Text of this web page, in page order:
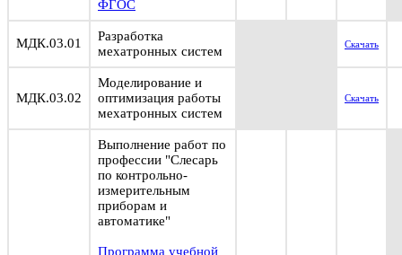
ФГОС
МДК.03.01
Разработка
мехатронных систем
Скачать
МДК.03.02
Моделирование и
оптимизация работы
мехатронных систем
Скачать
Выполнение работ по
профессии "Слесарь
по контрольно-
измерительным
приборам и
автоматике"
Программа учебной